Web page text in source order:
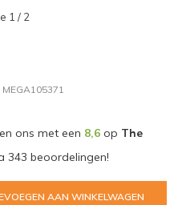
1 / 2
MEGA105371
ons met een 8,6op The
343 beoordelingen!
AAN WINKELWAGEN